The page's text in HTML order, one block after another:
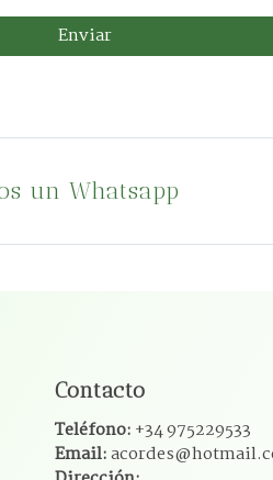
Enviar
un Whatsapp
Contacto
Teléfono: +34 975229533
Email: